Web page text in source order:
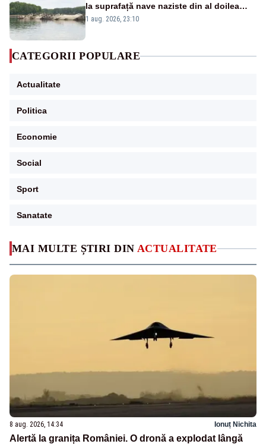
MAI MULTE ȘTIRI DIN ACTUALITATE
8 aug. 2026, 14:34 Ionuț Nichita
Alertă la granița României. O dronă a explodat lângă
la suprafață nave naziste din al doilea
război mondial
1 aug. 2026, 23:10
CATEGORII POPULARE
Actualitate
Politica
Economie
Social
Sport
Sanatate